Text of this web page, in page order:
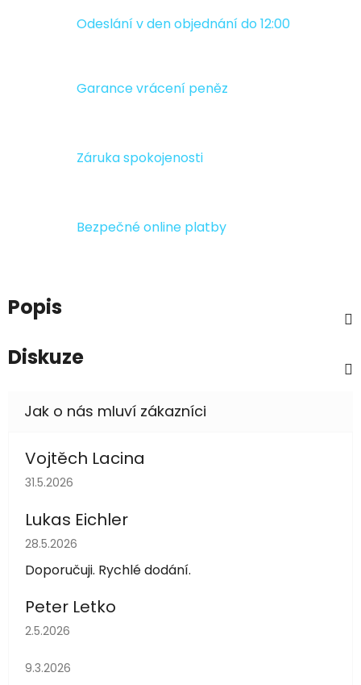
Odeslání v den objednání do 12:00
Garance vrácení peněz
Záruka spokojenosti
Bezpečné online platby
Popis
Diskuze
Vojtěch Lacina
Hodnocení obchodu je 5 z 5 hvězdiček.
31.5.2026
Lukas Eichler
Hodnocení obchodu je 5 z 5 hvězdiček.
28.5.2026
Doporučuji. Rychlé dodání.
Peter Letko
Hodnocení obchodu je 5 z 5 hvězdiček.
2.5.2026
Hodnocení obchodu je 5 z 5 hvězdiček.
9.3.2026